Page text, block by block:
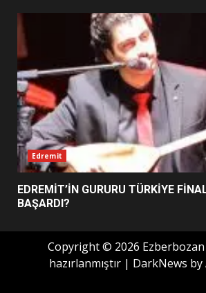
Edremit
EDREMİT’İN GURURU TÜRKİYE
BAŞARDI?
Copyright © 2026
hazırlanmıştır | DarkNews by